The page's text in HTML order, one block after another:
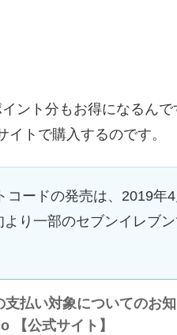
ント分もお得になるんで
トで購入するのです。
ードの発売は、2019年4
り一部のセブンイレブ
払い対象についてのお
【公式サイト】